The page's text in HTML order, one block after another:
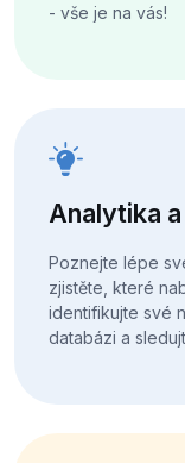
- vše je na vás!
Analytika
Poznejte lépe
zjistěte, které
identifikujte své
databázi a